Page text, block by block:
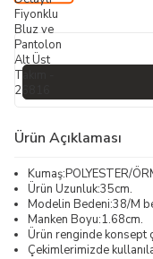
Ürün Açıklaması
Kumaş:POLYESTER/
Ürün Uzunluk:35cm.
Modelin Bedeni:38/M
Manken Boyu:1.68cm.
Ürün renginde konsept
Çekimlerimizde